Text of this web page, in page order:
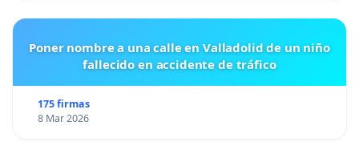
Poner nombre a una calle en Valladolid de un niño
fallecido en accidente de tráfico
175 firmas
8 Mar 2026